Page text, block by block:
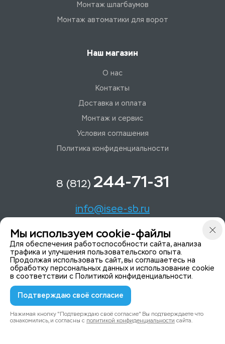
Монтаж шлагбаумов
Монтаж автоматики для ворот
Наш магазин
О нас
Контакты
Доставка и оплата
Монтаж и сервис
Условия соглашения
Политика конфиденциальности
8 (812) 244-71-31
info@isee-sb.ru
Светлановский пр-кт, д. 70, корп. 1
Мы в Telegam
© 2015-2026 ISeeYou - системы безопасности
Политика конфиденциальности
Мы используем cookie-файлы
Для обеспечения работоспособности сайта, анализа
трафика и улучшения пользовательского опыта.
Продолжая использовать сайт, вы соглашаетесь на
обработку персональных данных и использование cookie
в соответствии с Политикой конфиденциальности.
Подтверждаю своё согласие
Нажимая кнопку "Подтверждаю своё согласие" Вы подтверждаете что
ознакомились, и согласны с политикой конфиденциальности сайта.